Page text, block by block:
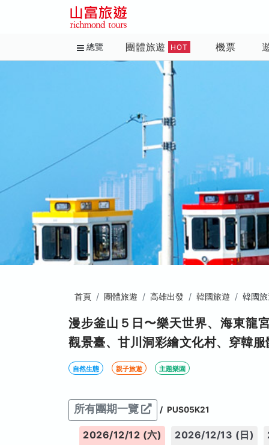
總覽 團體旅遊 HOT 機票
首頁 團體旅遊 高雄出發 韓國旅遊 韓國
漫步釜山５日〜樂天世界、海東龍
觀景臺、甘川洞彩繪文化村、穿韓
自然生態 親子旅遊 主題樂園
所有團期一覽 / PUS05K21
2026/12/12 (六) 2026/12/13 (日)